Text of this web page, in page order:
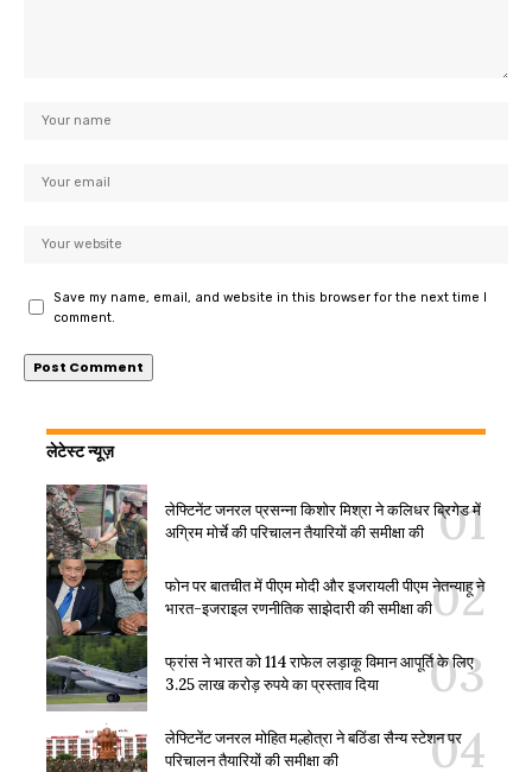
Save my name, email, and website in this browser for the next time I
comment.
लेटेस्ट न्यूज़
लेफ्टिनेंट जनरल प्रसन्ना किशोर मिश्रा ने कलिधर ब्रिगेड में
अग्रिम मोर्चे की परिचालन तैयारियों की समीक्षा की
फोन पर बातचीत में पीएम मोदी और इजरायली पीएम नेतन्याहू ने
भारत-इजराइल रणनीतिक साझेदारी की समीक्षा की
फ्रांस ने भारत को 114 राफेल लड़ाकू विमान आपूर्ति के लिए
3.25 लाख करोड़ रुपये का प्रस्ताव दिया
लेफ्टिनेंट जनरल मोहित मल्होत्रा ने बठिंडा सैन्य स्टेशन पर
परिचालन तैयारियों की समीक्षा की